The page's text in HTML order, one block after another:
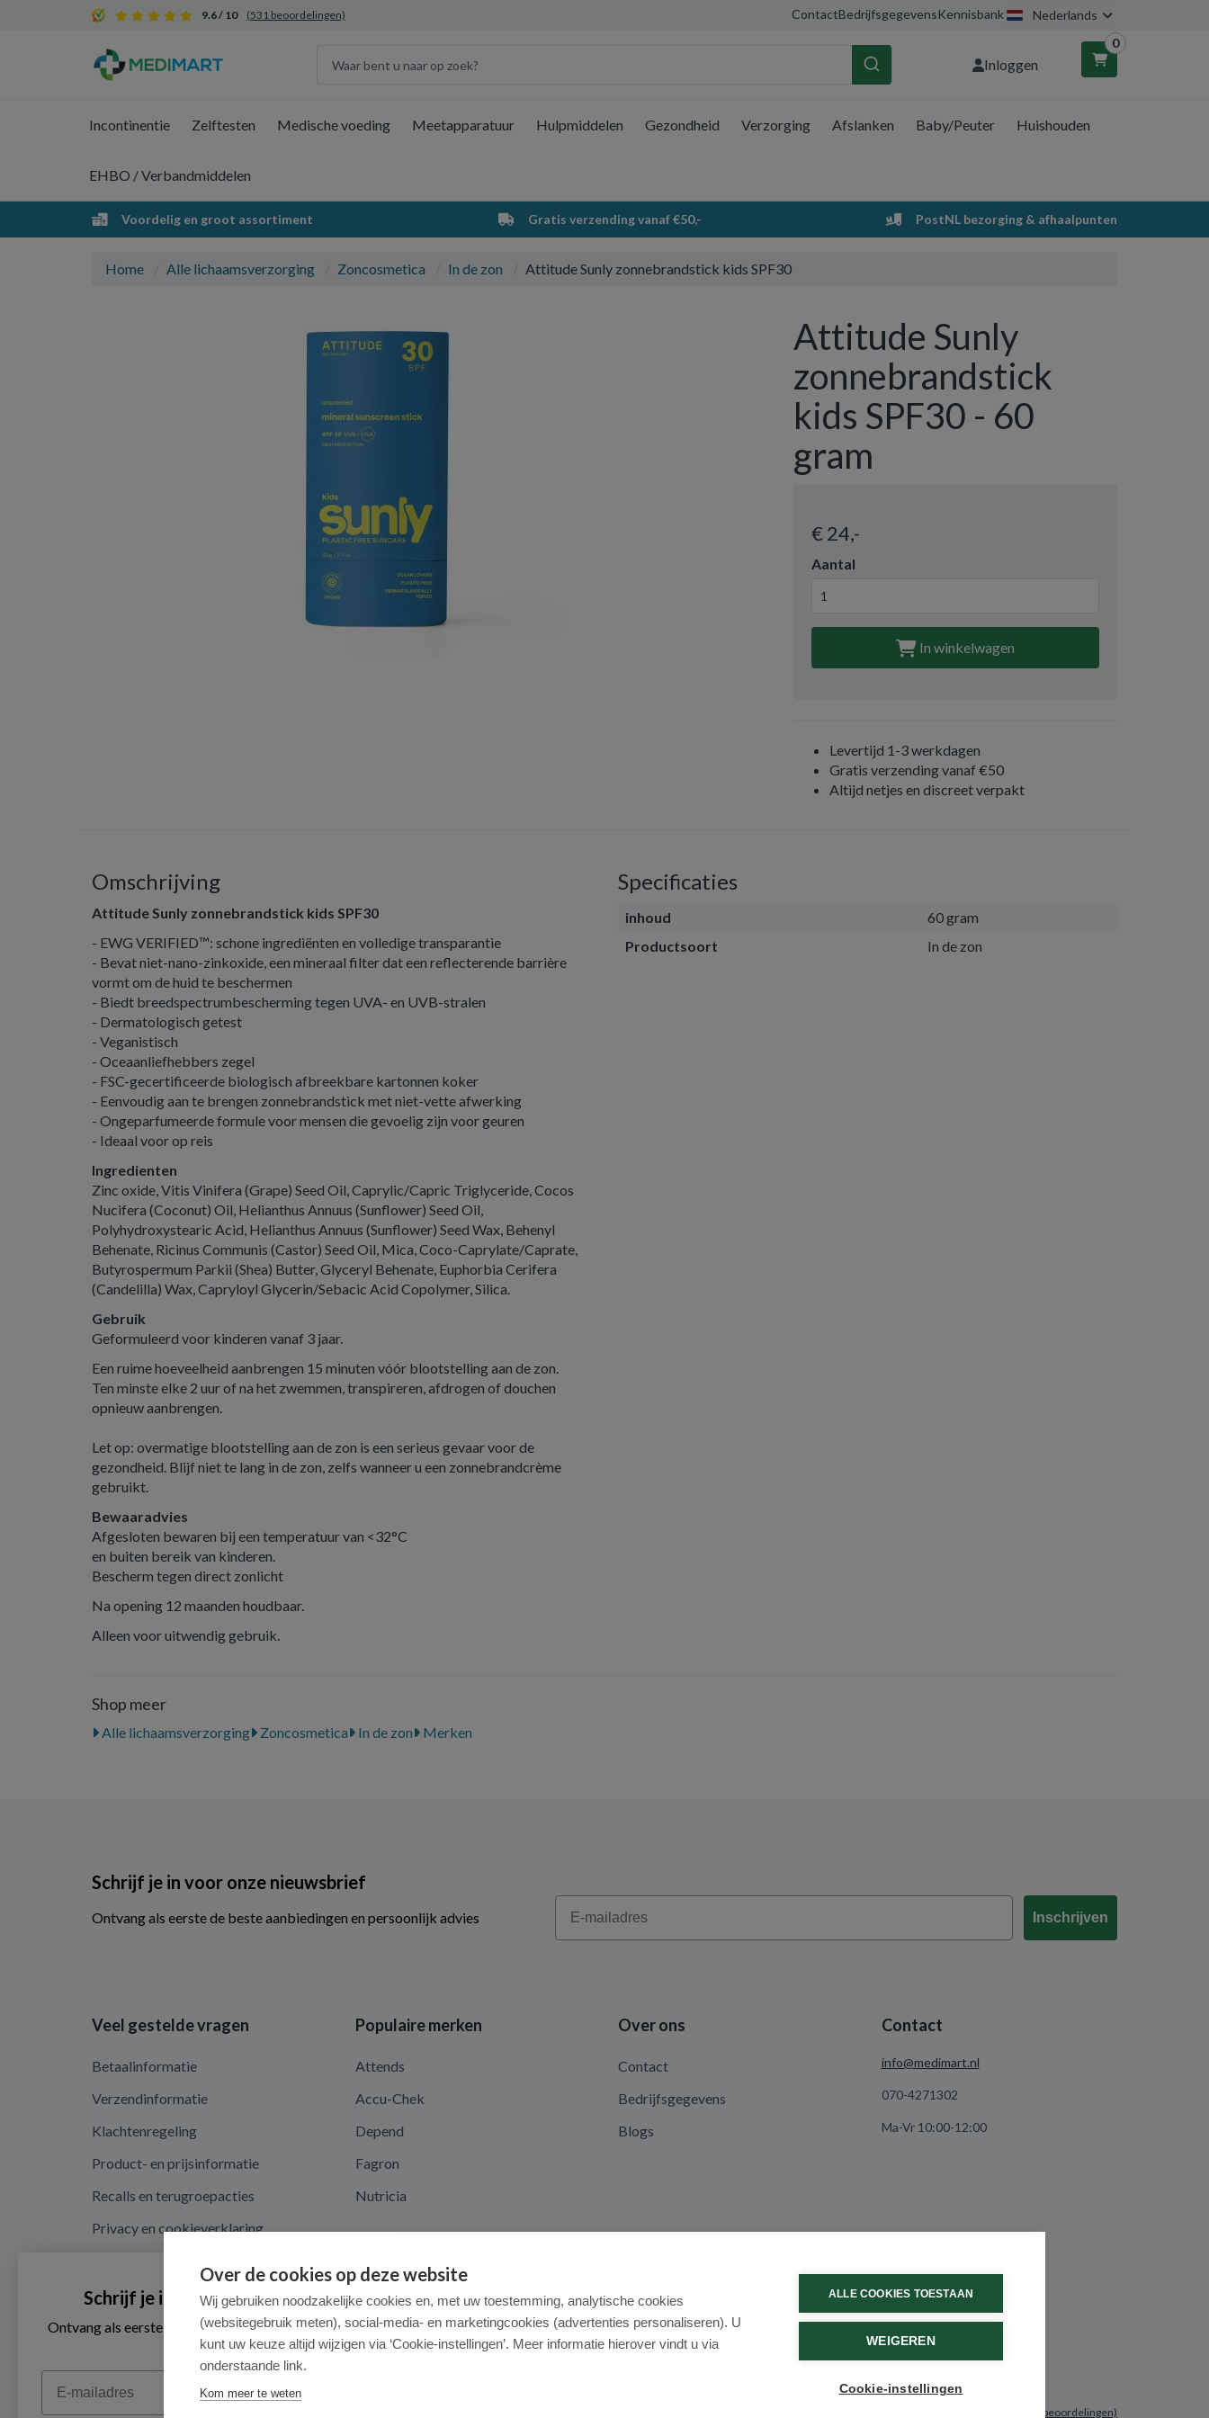
9.6 / 10 (531 beoordelingen) ContactBedrijfsgegevensKennisbank Nederlands
Inloggen
0
Winkelwagen
Uw winkelwagen is leeg.
Vul hem met producten.
Incontinentie Zelftesten Medische voeding Meetapparatuur Hulpmiddelen Gezondheid Verzorging Afslanken Baby/Peuter Huishouden
EHBO / Verbandmiddelen
Voordelig en groot assortiment Gratis verzending vanaf €50,- PostNL bezorging & afhaalpunten
Home Alle lichaamsverzorging Zoncosmetica In de zon Attitude Sunly zonnebrandstick kids SPF30
Attitude Sunly
zonnebrandstick
kids SPF30 - 60
gram
€ 24,-
Aantal
In winkelwagen
Levertijd 1-3 werkdagen
Gratis verzending vanaf €50
Altijd netjes en discreet verpakt
Omschrijving
Attitude Sunly zonnebrandstick kids SPF30
- EWG VERIFIED™: schone ingrediënten en volledige transparantie
- Bevat niet-nano-zinkoxide, een mineraal filter dat een reflecterende barrière
vormt om de huid te beschermen
- Biedt breedspectrumbescherming tegen UVA- en UVB-stralen
- Dermatologisch getest
- Veganistisch
- Oceaanliefhebbers zegel
- FSC-gecertificeerde biologisch afbreekbare kartonnen koker
- Eenvoudig aan te brengen zonnebrandstick met niet-vette afwerking
- Ongeparfumeerde formule voor mensen die gevoelig zijn voor geuren
- Ideaal voor op reis
Ingredienten
Zinc oxide, Vitis Vinifera (Grape) Seed Oil, Caprylic/Capric Triglyceride, Cocos
Nucifera (Coconut) Oil, Helianthus Annuus (Sunflower) Seed Oil,
Polyhydroxystearic Acid, Helianthus Annuus (Sunflower) Seed Wax, Behenyl
Behenate, Ricinus Communis (Castor) Seed Oil, Mica, Coco-Caprylate/Caprate,
Butyrospermum Parkii (Shea) Butter, Glyceryl Behenate, Euphorbia Cerifera
(Candelilla) Wax, Capryloyl Glycerin/Sebacic Acid Copolymer, Silica.
Gebruik
Geformuleerd voor kinderen vanaf 3 jaar.
Een ruime hoeveelheid aanbrengen 15 minuten vóór blootstelling aan de zon.
Ten minste elke 2 uur of na het zwemmen, transpireren, afdrogen of douchen
opnieuw aanbrengen.
Let op: overmatige blootstelling aan de zon is een serieus gevaar voor de
gezondheid. Blijf niet te lang in de zon, zelfs wanneer u een zonnebrandcrème
gebruikt.
Bewaaradvies
Afgesloten bewaren bij een temperatuur van <32°C
en buiten bereik van kinderen.
Bescherm tegen direct zonlicht
Na opening 12 maanden houdbaar.
Alleen voor uitwendig gebruik.
Specificaties
inhoud
60 gram
Productsoort
In de zon
Shop meer
Alle lichaamsverzorging Zoncosmetica In de zon Merken
Schrijf je in voor onze nieuwsbrief
Ontvang als eerste de beste aanbiedingen en persoonlijk advies
Email
Inschrijven
Veel gestelde vragen
Betaalinformatie
Verzendinformatie
Klachtenregeling
Product- en prijsinformatie
Recalls en terugroepacties
Privacy en cookieverklaring
Algemene voorwaarden
Herroepingsrecht en retouren
Populaire merken
Attends
Accu-Chek
Depend
Fagron
Nutricia
Over ons
Contact
Bedrijfsgegevens
Blogs
Contact
info@medimart.nl
070-4271302
Ma-Vr 10:00-12:00
(531 beoordelingen)
Over de cookies op deze website
Wij gebruiken noodzakelijke cookies en, met uw toestemming, analytische cookies
(websitegebruik meten), social-media- en marketingcookies (advertenties personaliseren). U
kunt uw keuze altijd wijzigen via ‘Cookie-instellingen’. Meer informatie hierover vindt u via
onderstaande link.
Kom meer te weten
ALLE COOKIES TOESTAAN
WEIGEREN
Cookie-instellingen
Schrijf je in voor onze nieuwsbrief
Ontvang als eerste de beste aanbiedingen en persoonlijk
advies
Email